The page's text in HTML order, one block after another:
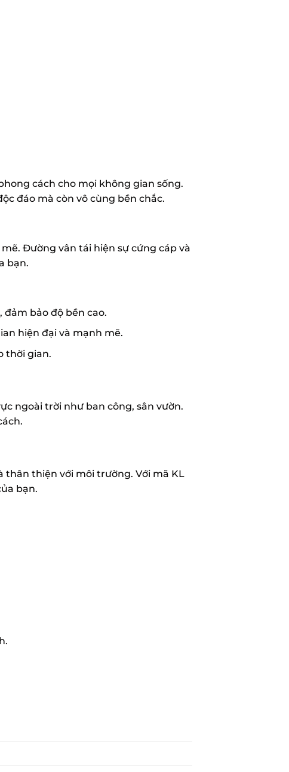
cách cho mọi không gian sống.
đáo mà còn vô cùng bền chắc.
Đường vân tái hiện sự cứng cáp và
bạn.
bảo độ bền cao.
hiện đại và mạnh mẽ.
thời gian.
ngoài trời như ban công, sân vườn.
thân thiện với môi trường. Với mã KL
bạn.